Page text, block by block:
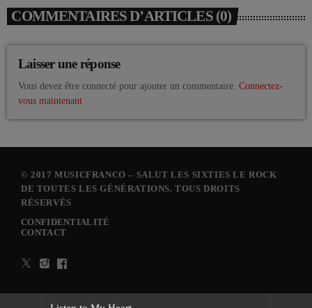
COMMENTAIRES D’ARTICLES (0)
Laisser une réponse
Vous devez être connecté pour ajouter un commentaire. Connectez-
vous maintenant
© 2017 MUSICFRANCO – SALUT LES SIXTIES LE ROCK
DE TOUTES LES GÉNÉRATIONS. TOUS DROITS
RÉSERVÉS
CONFIDENTIALITÉ
CONTACT